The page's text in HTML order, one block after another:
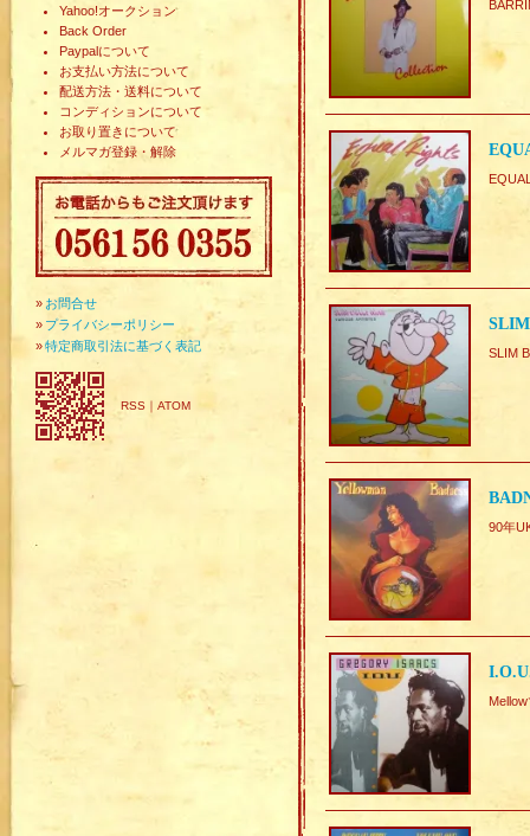
Yahoo!オークション
Back Order
Paypalについて
お支払い方法について
配送方法・送料について
コンディションについて
お取り置きについて
メルマガ登録・解除
» お問合せ
» プライバシーポリシー
»特定商取引法に基づく表記
RSS ｜ ATOM
SLIM
90年